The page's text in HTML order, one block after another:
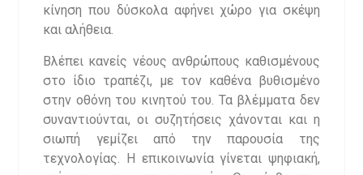
κίνηση που δύσκολα αφήνει χώρο για σκέψη
και αλήθεια.
Βλέπει κανείς νέους ανθρώπους καθισμένους
στο ίδιο τραπέζι, με τον καθένα βυθισμένο
στην οθόνη του κινητού του. Τα βλέμματα δεν
συναντιούνται, οι συζητήσεις χάνονται και η
σιωπή γεμίζει από την παρουσία της
τεχνολογίας. Η επικοινωνία γίνεται ψηφιακή,